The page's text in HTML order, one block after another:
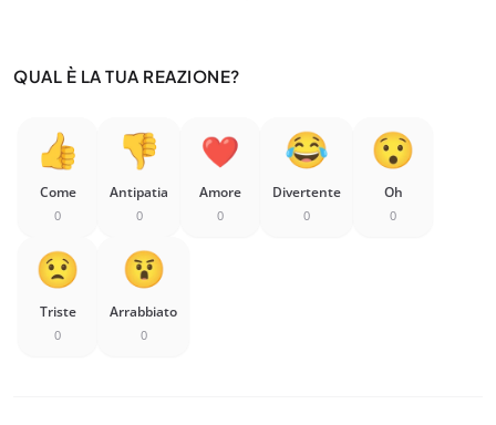
QUAL È LA TUA REAZIONE?
Come
0
Antipatia
0
Amore
0
Divertente
0
Oh
0
Triste
0
Arrabbiato
0